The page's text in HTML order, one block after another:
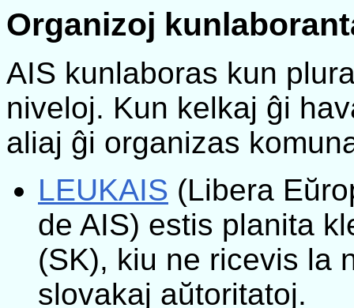
Organizoj
AIS kunlaboras kun
niveloj. Kun kelkaj ĝi
aliaj ĝi organizas
LEUKAIS (Libera
de AIS) estis planita
(SK), kiu ne ricevis la
slovakaj aŭtoritatoj.